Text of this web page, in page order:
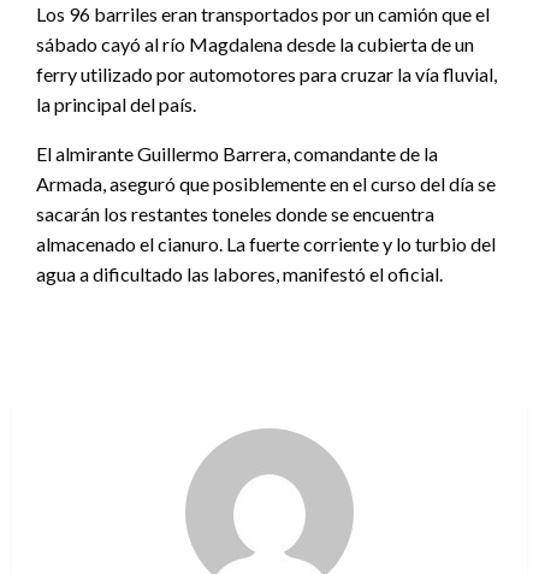
Los 96 barriles eran transportados por un camión que el
sábado cayó al río Magdalena desde la cubierta de un
ferry utilizado por automotores para cruzar la vía fluvial,
la principal del país.
El almirante Guillermo Barrera, comandante de la
Armada, aseguró que posiblemente en el curso del día se
sacarán los restantes toneles donde se encuentra
almacenado el cianuro. La fuerte corriente y lo turbio del
agua a dificultado las labores, manifestó el oficial.